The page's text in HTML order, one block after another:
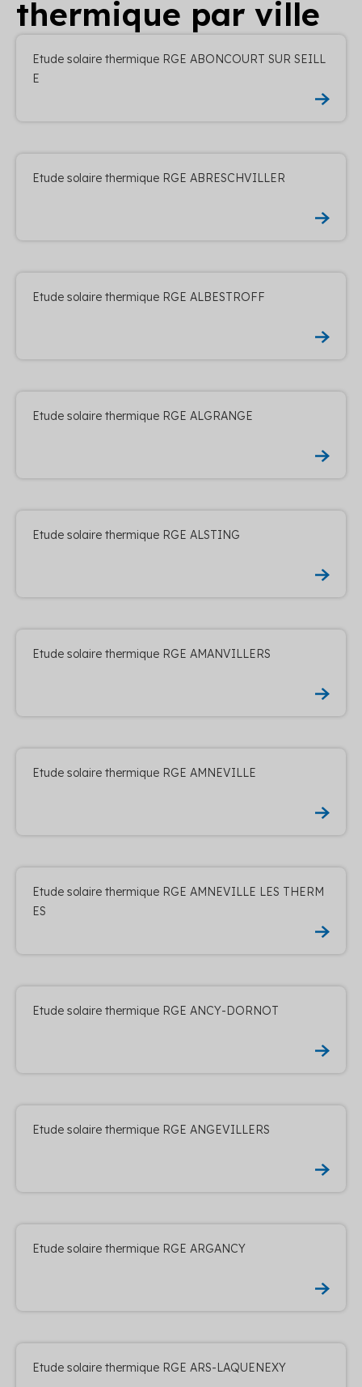
thermique par ville
Etude solaire thermique RGE ABONCOURT SUR SEILL
E
Etude solaire thermique RGE ABRESCHVILLER
Etude solaire thermique RGE ALBESTROFF
Etude solaire thermique RGE ALGRANGE
Etude solaire thermique RGE ALSTING
Etude solaire thermique RGE AMANVILLERS
Etude solaire thermique RGE AMNEVILLE
Etude solaire thermique RGE AMNEVILLE LES THERM
ES
Etude solaire thermique RGE ANCY-DORNOT
Etude solaire thermique RGE ANGEVILLERS
Etude solaire thermique RGE ARGANCY
Etude solaire thermique RGE ARS-LAQUENEXY